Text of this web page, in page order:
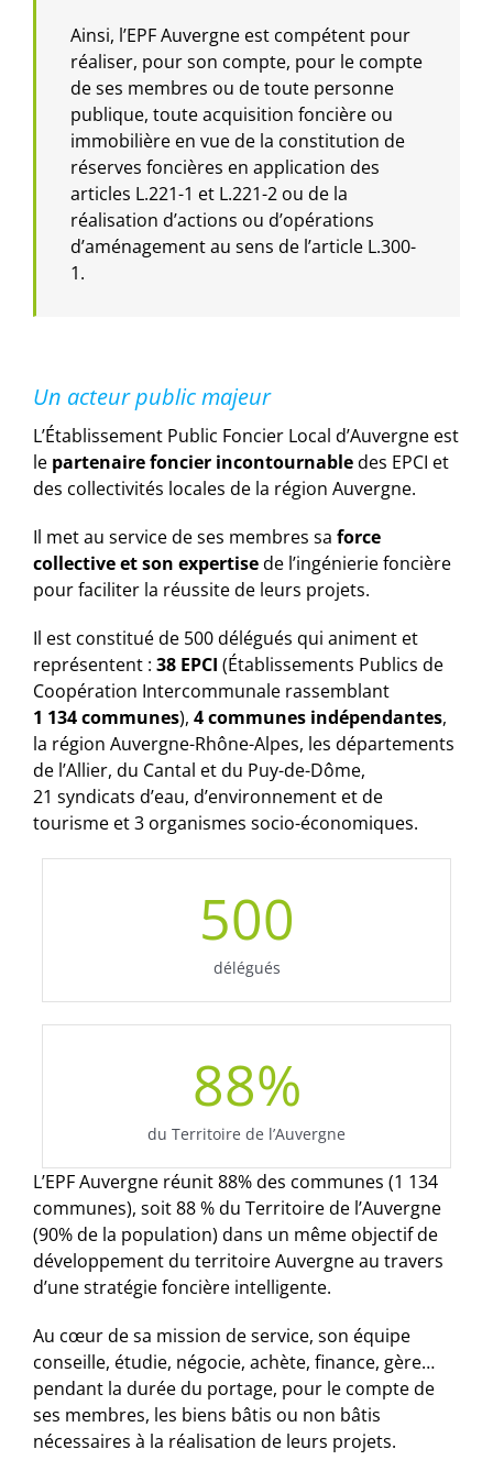
Ainsi, l’EPF Auvergne est compétent pour
réaliser, pour son compte, pour le compte
de ses membres ou de toute personne
publique, toute acquisition foncière ou
immobilière en vue de la constitution de
réserves foncières en application des
articles L.221-1 et L.221-2 ou de la
réalisation d’actions ou d’opérations
d’aménagement au sens de l’article L.300-
1.
Un acteur public majeur
L’Établissement Public Foncier Local d’Auvergne est
le partenaire foncier incontournabledes EPCI et
des collectivités locales de la région Auvergne.
Il met au service de ses membres sa force
collective et son expertisede l’ingénierie foncière
pour faciliter la réussite de leurs projets.
Il est constitué de 500 délégués qui animent et
représentent : 38 EPCI (Établissements Publics de
Coopération Intercommunale rassemblant
1 134 communes), 4 communes indépendantes,
la région Auvergne-Rhône-Alpes, les départements
de l’Allier, du Cantal et du Puy-de-Dôme,
21 syndicats d’eau, d’environnement et de
tourisme et 3 organismes socio-économiques.
500
délégués
88%
du Territoire de l’Auvergne
L’EPF Auvergne réunit 88% des communes (1 134
communes), soit 88 % du Territoire de l’Auvergne
(90% de la population) dans un même objectif de
développement du territoire Auvergne au travers
d’une stratégie foncière intelligente.
Au cœur de sa mission de service, son équipe
conseille, étudie, négocie, achète, finance, gère…
pendant la durée du portage, pour le compte de
ses membres, les biens bâtis ou non bâtis
nécessaires à la réalisation de leurs projets.